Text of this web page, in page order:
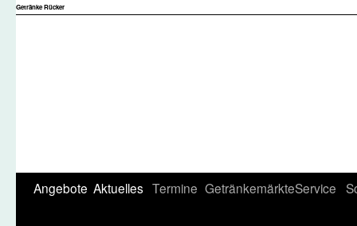
Getränke Rücker
Angebote Aktuelles Termine GetränkemärkteService